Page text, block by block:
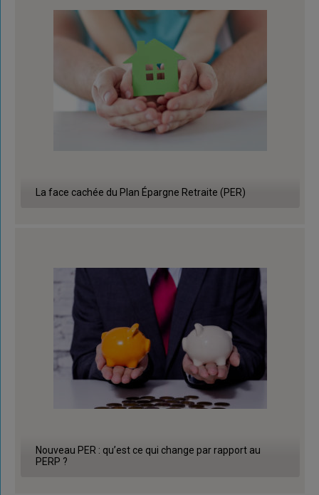
La face cachée du Plan Épargne Retraite (PER)
Nouveau PER : qu’est ce qui change par rapport au
PERP ?